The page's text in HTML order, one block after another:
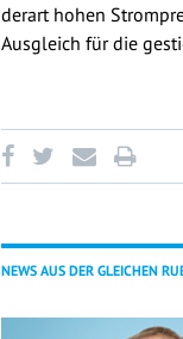
derart hohen
Ausgleich für die
NEWS AUS DER GLEICHEN